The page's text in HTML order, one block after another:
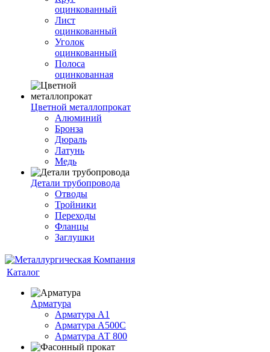
оцинкованный
Лист
оцинкованный
Уголок
оцинкованный
Полоса
оцинкованная
Цветной металлопрокат
Алюминий
Бронза
Дюраль
Латунь
Медь
Детали трубопровода
Отводы
Тройники
Переходы
Фланцы
Заглушки
Каталог
Арматура
Арматура А1
Арматура А500С
Арматура АТ 800